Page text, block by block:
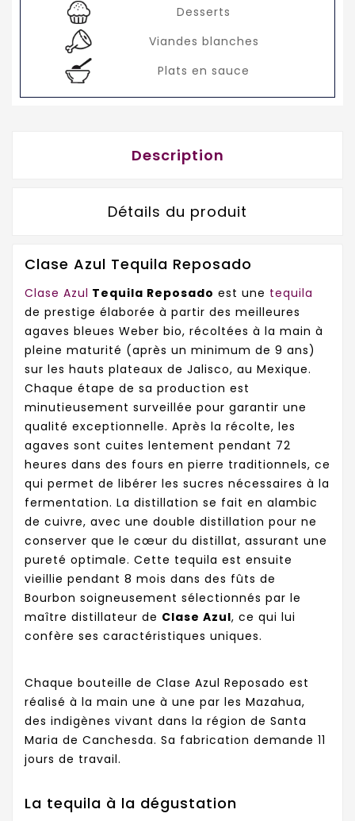
Desserts
Viandes blanches
Plats en sauce
Description
Détails du produit
Clase Azul Tequila Reposado
Clase Azul Tequila Reposado est une tequila
de prestige élaborée à partir des meilleures
agaves bleues Weber bio, récoltées à la main à
pleine maturité (après un minimum de 9 ans)
sur les hauts plateaux de Jalisco, au Mexique.
Chaque étape de sa production est
minutieusement surveillée pour garantir une
qualité exceptionnelle. Après la récolte, les
agaves sont cuites lentement pendant 72
heures dans des fours en pierre traditionnels, ce
qui permet de libérer les sucres nécessaires à la
fermentation. La distillation se fait en alambic
de cuivre, avec une double distillation pour ne
conserver que le cœur du distillat, assurant une
pureté optimale. Cette tequila est ensuite
vieillie pendant 8 mois dans des fûts de
Bourbon soigneusement sélectionnés par le
maître distillateur de Clase Azul, ce qui lui
confère ses caractéristiques uniques.
Chaque bouteille de Clase Azul Reposado est
réalisé à la main une à une par les Mazahua,
des indigènes vivant dans la région de Santa
Maria de Canchesda. Sa fabrication demande 11
jours de travail.
La tequila à la dégustation